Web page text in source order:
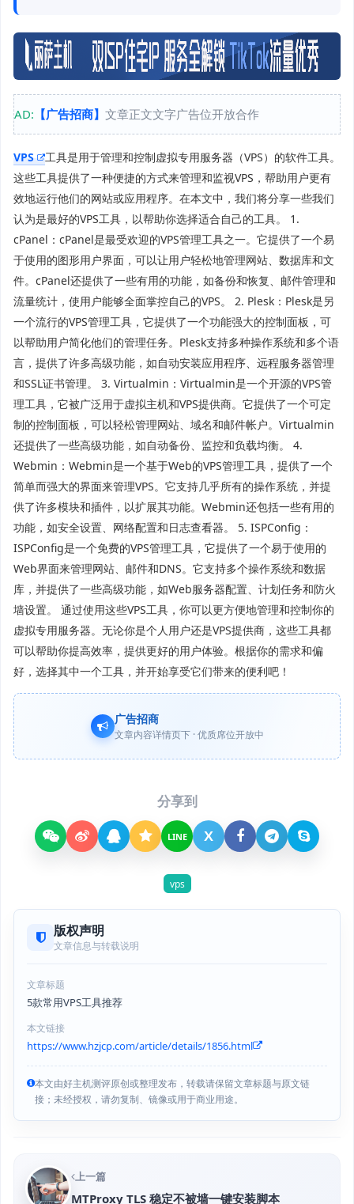
AD: 【广告招商】 文章正文文字广告位开放合作
VPS
工具是用于管理和控制虚拟专用服务器（VPS）的软件工具。
这些工具提供了一种便捷的方式来管理和监视VPS，帮助用户更有
效地运行他们的网站或应用程序。在本文中，我们将分享一些我们
认为是最好的VPS工具，以帮助你选择适合自己的工具。 1.
cPanel：cPanel是最受欢迎的VPS管理工具之一。它提供了一个易
于使用的图形用户界面，可以让用户轻松地管理网站、数据库和文
件。cPanel还提供了一些有用的功能，如备份和恢复、邮件管理和
流量统计，使用户能够全面掌控自己的VPS。 2. Plesk：Plesk是另
一个流行的VPS管理工具，它提供了一个功能强大的控制面板，可
以帮助用户简化他们的管理任务。Plesk支持多种操作系统和多个语
言，提供了许多高级功能，如自动安装应用程序、远程服务器管理
和SSL证书管理。 3. Virtualmin：Virtualmin是一个开源的VPS管
理工具，它被广泛用于虚拟主机和VPS提供商。它提供了一个可定
制的控制面板，可以轻松管理网站、域名和邮件帐户。Virtualmin
还提供了一些高级功能，如自动备份、监控和负载均衡。 4.
Webmin：Webmin是一个基于Web的VPS管理工具，提供了一个
简单而强大的界面来管理VPS。它支持几乎所有的操作系统，并提
供了许多模块和插件，以扩展其功能。Webmin还包括一些有用的
功能，如安全设置、网络配置和日志查看器。 5. ISPConfig：
ISPConfig是一个免费的VPS管理工具，它提供了一个易于使用的
Web界面来管理网站、邮件和DNS。它支持多个操作系统和数据
库，并提供了一些高级功能，如Web服务器配置、计划任务和防火
墙设置。 通过使用这些VPS工具，你可以更方便地管理和控制你的
虚拟专用服务器。无论你是个人用户还是VPS提供商，这些工具都
可以帮助你提高效率，提供更好的用户体验。根据你的需求和偏
好，选择其中一个工具，并开始享受它们带来的便利吧！
广告招商
文章内容详情页下 · 优质席位开放中
分享到
LINE X
vps
版权声明
文章信息与转载说明
文章标题
5款常用VPS工具推荐
本文链接
https://www.hzjcp.com/article/details/1856.html
本文由好主机测评原创或整理发布，转载请保留文章标题与原文链
接；未经授权，请勿复制、镜像或用于商业用途。
上一篇
MTProxy TLS 稳定不被墙一键安装脚本